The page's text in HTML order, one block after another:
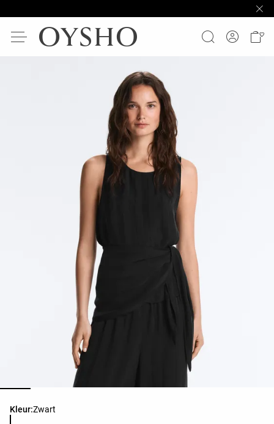
Kleur:Zwart
Lijst met productkleuren